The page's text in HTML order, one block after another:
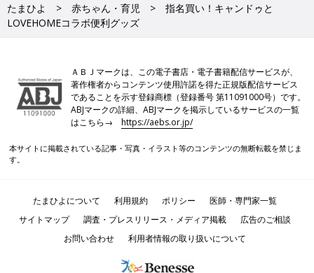
たまひよ 赤ちゃん・育児
指名買い！キャンドゥと
LOVEHOMEコラボ便利グッズ
ＡＢＪマークは、この電子書店・電子書籍配信サービスが、
著作権者からコンテンツ使用許諾を得た正規版配信サービス
であることを示す登録商標（登録番号 第11091000号）です。
ABJマークの詳細、ABJマークを掲示しているサービスの一覧
はこちら→https://aebs.or.jp/
本サイトに掲載されている記事・写真・イラスト等のコンテンツの無断転載を禁じま
す。
たまひよについて 利用規約 ポリシー
医師・専門家一覧
サイトマップ
調査・プレスリリース・メディア掲載
広告のご相談
お問い合わせ
利用者情報の取り扱いについて